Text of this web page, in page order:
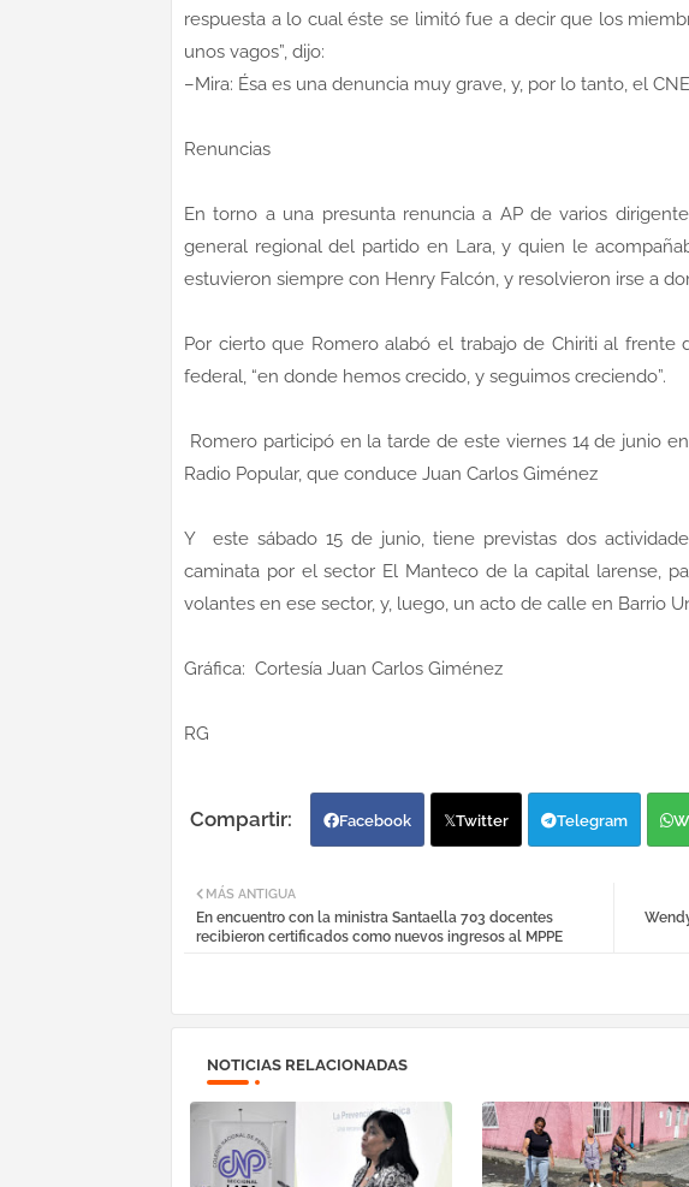
respuesta a lo cual éste se limitó fue a decir que los
unos vagos”, dijo:
–Mira: Ésa es una denuncia muy grave, y, por lo tanto, el
Renuncias
En torno a una presunta renuncia a AP de varios
general regional del partido en Lara, y quien le
estuvieron siempre con Henry Falcón, y resolvieron irse a
Por cierto que Romero alabó el trabajo de Chiriti al frente
federal, “en donde hemos crecido, y seguimos creciendo”.
Romero participó en la tarde de este viernes 14 de junio
Radio Popular, que conduce Juan Carlos Giménez
Y este sábado 15 de junio, tiene previstas dos
caminata por el sector El Manteco de la capital larense,
volantes en ese sector, y, luego, un acto de calle en Barrio
Gráfica: Cortesía Juan Carlos Giménez
RG
Facebook Twitter Telegram
MÁS ANTIGUA
En encuentro con la ministra Santaella 703 docentes
recibieron certificados como nuevos ingresos al MPPE
NOTICIAS RELACIONADAS